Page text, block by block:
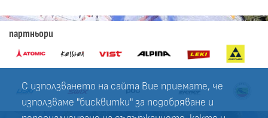
С използването на сайта Вие приемате, че
използваме "бисквитки" за подобряване и
партньори